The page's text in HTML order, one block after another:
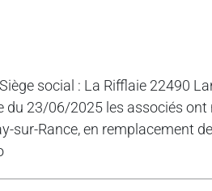
social : La Rifflaie 22490
du 23/06/2025 les associés
Rance, en remplacement